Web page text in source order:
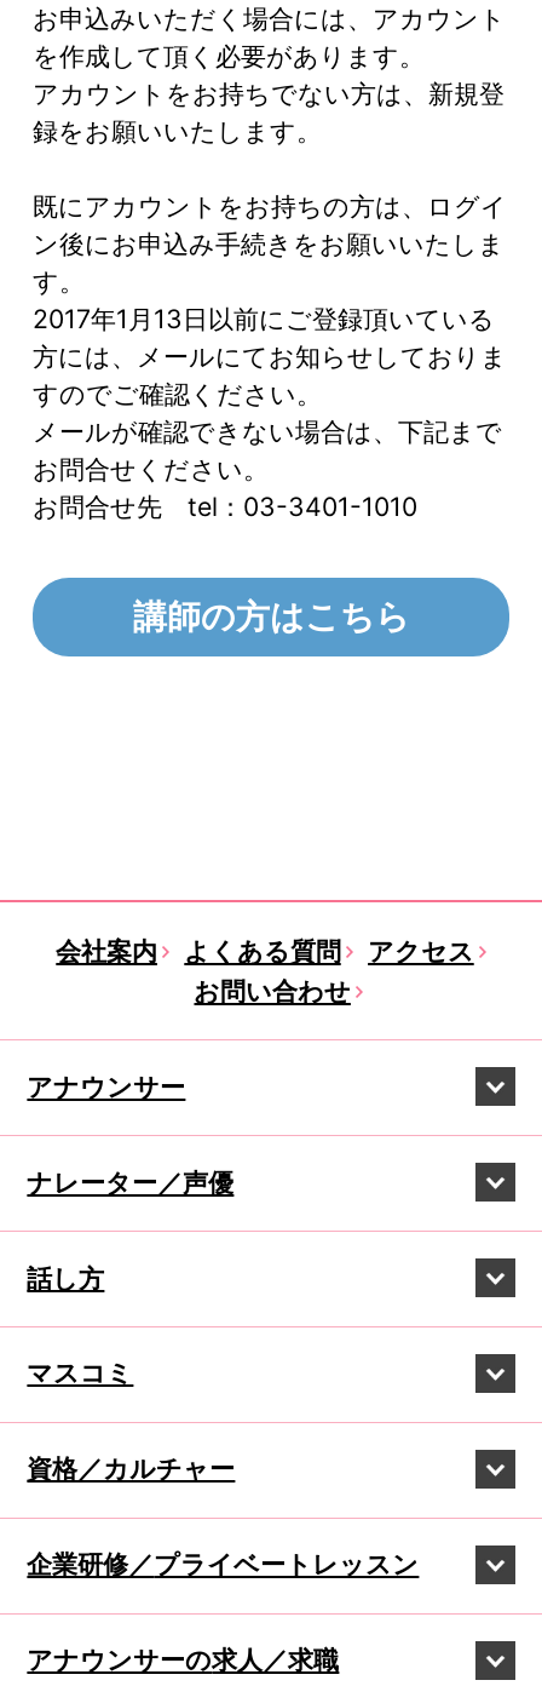
お申込みいただく場合には、アカウント
を作成して頂く必要があります。
アカウントをお持ちでない方は、新規登
録をお願いいたします。
既にアカウントをお持ちの方は、ログイ
ン後にお申込み手続きをお願いいたしま
す。
2017年1月13日以前にご登録頂いている
方には、メールにてお知らせしておりま
すのでご確認ください。
メールが確認できない場合は、下記まで
お問合せください。
お問合せ先 tel：03-3401-1010
講師の方はこちら
会社案内 よくある質問
アクセス
お問い合わせ
アナウンサー
ナレーター／声優
話し方
マスコミ
資格／カルチャー
企業研修／プライベートレッスン
アナウンサーの求人／求職